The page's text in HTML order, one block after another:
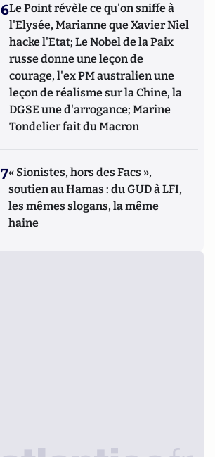
6Le Point révèle ce qu'on sniffe à
l'Elysée, Marianne que Xavier Niel
hacke l'Etat; Le Nobel de la Paix
russe donne une leçon de
courage, l'ex PM australien une
leçon de réalisme sur la Chine, la
DGSE une d'arrogance; Marine
Tondelier fait du Macron
7« Sionistes, hors des Facs »,
soutien au Hamas : du GUD à LFI,
les mêmes slogans, la même
haine